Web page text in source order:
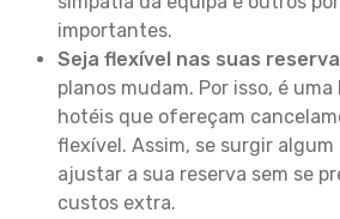
importantes.
Seja flexível nas suas
planos mudam. Por isso, é
hotéis que ofereçam
flexível. Assim, se surgir
ajustar a sua reserva sem se
custos extra.